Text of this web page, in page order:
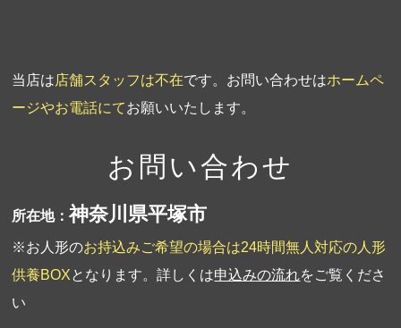
当店は店舗スタッフは不在です。お問い合わせはホームペ
ージやお電話にてお願いいたします。
お問い合わせ
所在地：神奈川県平塚市
※お人形のお持込みご希望の場合は24時間無人対応の人形
供養BOXとなります。詳しくは申込みの流れをご覧くださ
い